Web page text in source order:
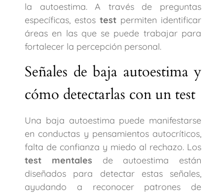
la autoestima. A través de preguntas
específicas, estos test permiten identificar
áreas en las que se puede trabajar para
fortalecer la percepción personal.
Señales de baja autoestima y
cómo detectarlas con un test
Una baja autoestima puede manifestarse
en conductas y pensamientos autocríticos,
falta de confianza y miedo al rechazo. Los
test mentales de autoestima están
diseñados para detectar estas señales,
ayudando a reconocer patrones de